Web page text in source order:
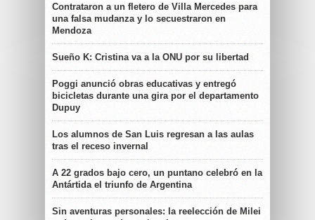
Contrataron a un fletero de Villa Mercedes para
una falsa mudanza y lo secuestraron en
Mendoza
Sueño K: Cristina va a la ONU por su libertad
Poggi anunció obras educativas y entregó
bicicletas durante una gira por el departamento
Dupuy
Los alumnos de San Luis regresan a las aulas
tras el receso invernal
A 22 grados bajo cero, un puntano celebró en la
Antártida el triunfo de Argentina
Sin aventuras personales: la reelección de Milei